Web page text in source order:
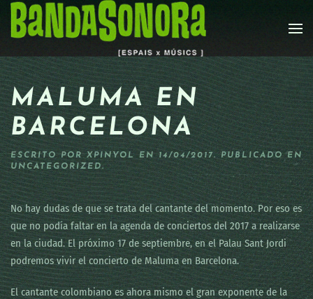
Skip to main content
MALUMA EN
BARCELONA
ESCRITO PORXPINYOL EN 14/04/2017. PUBLICADO EN
UNCATEGORIZED.
No hay dudas de que se trata del cantante del momento. Por eso es
que no podía faltar en la agenda de conciertos del 2017 a realizarse
en la ciudad. El próximo 17 de septiembre, en el Palau Sant Jordi
podremos vivir el concierto de Maluma en Barcelona.
El cantante colombiano es ahora mismo el gran exponente de la